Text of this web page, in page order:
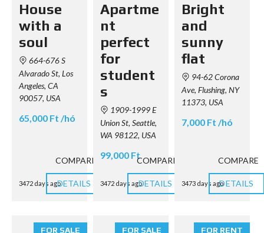
House
with a
soul
664-676 S
Alvarado St, Los
Angeles, CA
90057, USA
65,000 Ft /hó
3472 days ago
COMPARE
DETAILS
Apartme
nt
perfect
for
student
s
1909-1999 E
Union St, Seattle,
WA 98122, USA
99,000 Ft
3472 days ago
COMPARE
DETAILS
Bright
and
sunny
flat
94-62 Corona
Ave, Flushing, NY
11373, USA
7,000 Ft /hó
3473 days ago
COMPARE
DETAILS
FOR SALE FOR SALE FOR RENT